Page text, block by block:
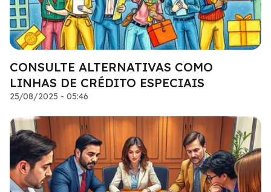
CONSULTE ALTERNATIVAS COMO
LINHAS DE CRÉDITO ESPECIAIS
25/08/2025 - 05:46